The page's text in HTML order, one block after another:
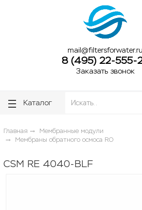
mail@filtersforwater.ru
8 (495) 22-555-
Заказать звонок
Каталог
Главная
Мембранные модули
Мембраны обратного осмоса RO
CSM RE 4040-BLF